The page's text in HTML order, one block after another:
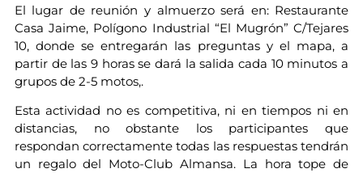
El lugar de reunión y almuerzo será en: Restaurante
Casa Jaime, Polígono Industrial “El Mugrón” C/Tejares
10, donde se entregarán las preguntas y el mapa, a
partir de las 9 horas se dará la salida cada 10 minutos a
grupos de 2-5 motos,.
Esta actividad no es competitiva, ni en tiempos ni en
distancias, no obstante los participantes que
respondan correctamente todas las respuestas tendrán
un regalo del Moto-Club Almansa. La hora tope de